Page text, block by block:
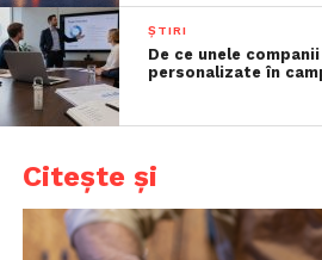
ȘTIRI
De ce unele
personalizate în
Citește și